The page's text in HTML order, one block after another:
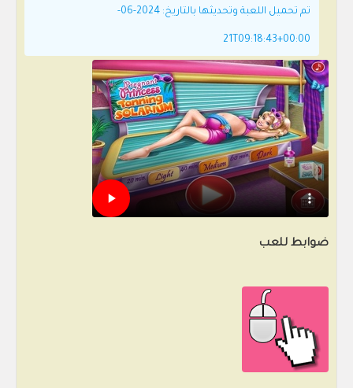
تم تحميل اللعبة وتحديثها بالتاريخ: 2024-06-
21T09:18:43+00:00
ضوابط للعب